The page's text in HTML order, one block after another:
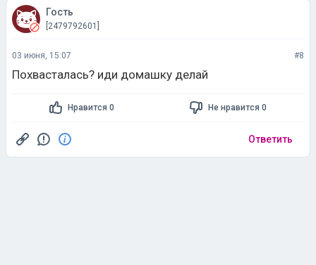
Гость
[2479792601]
03 июня, 15:07 #8
Похвасталась? иди домашку делай
Нравится 0 Не нравится 0
Ответить